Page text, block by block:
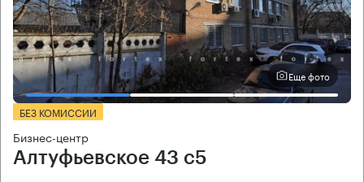
Еще фото
БЕЗ КОМИССИИ
Бизнес-центр
Алтуфьевское 43 с5